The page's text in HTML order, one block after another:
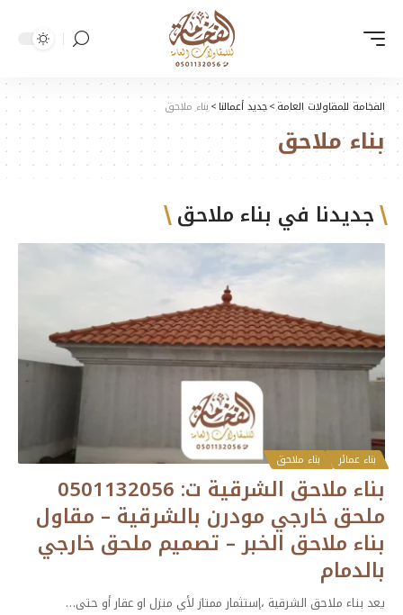
الفخامة للمقاولات العامة>جديد أعمالنا>بناء ملاحق
بناء ملاحق
جديدنا في بناء ملاحق
بناء عمائر بناء ملاحق
بناء ملاحق الشرقية ت: 0501132056
ملحق خارجي مودرن بالشرقية – مقاول
بناء ملاحق الخبر – تصميم ملحق خارجي
بالدمام
يعد بناء ملاحق الشرقية ،إستثمار ممتاز لأي منزل او عقار أو حتى…